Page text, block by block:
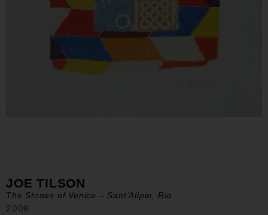
JOE TILSON
The Stones of Venice – Sant’Alipio, Rio
2008